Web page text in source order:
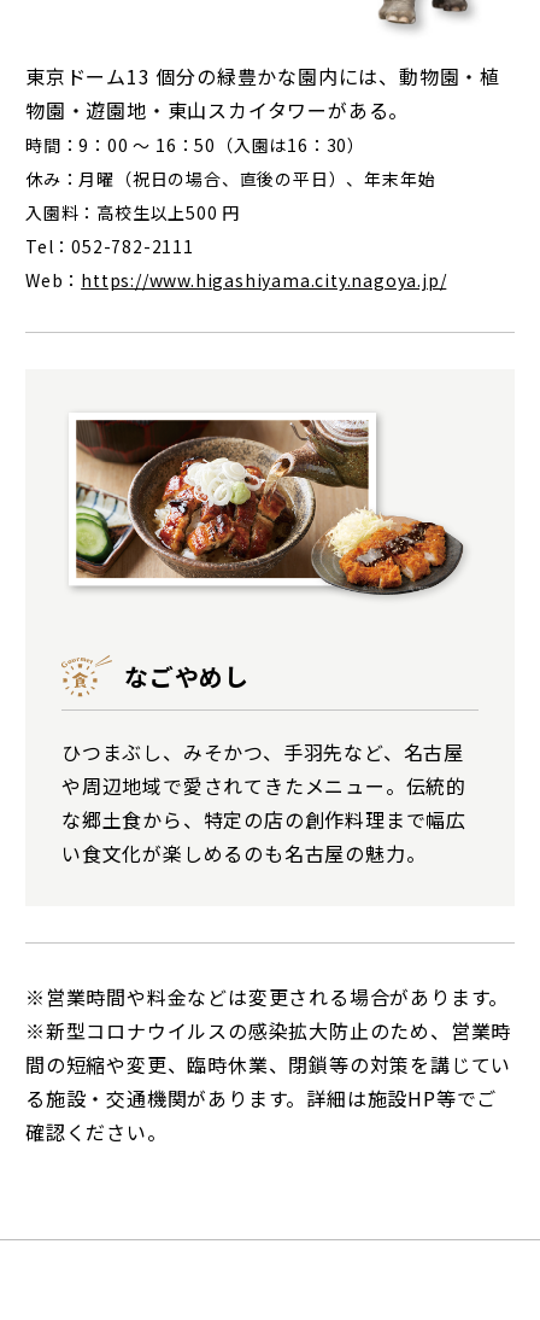
東京ドーム13 個分の緑豊かな園内には、動物園・植
物園・遊園地・東山スカイタワーがある。
時間：9：00 ～ 16：50（入園は16：30）
休み：月曜（祝日の場合、直後の平日）、年末年始
入園料：高校生以上500 円
Tel：052-782-2111
Web： https://www.higashiyama.city.nagoya.jp/
なごやめし
ひつまぶし、みそかつ、手羽先など、名古屋
や周辺地域で愛されてきたメニュー。伝統的
な郷土食から、特定の店の創作料理まで幅広
い食文化が楽しめるのも名古屋の魅力。
※営業時間や料金などは変更される場合があります。
※新型コロナウイルスの感染拡大防止のため、営業時
間の短縮や変更、臨時休業、閉鎖等の対策を講じてい
る施設・交通機関があります。詳細は施設HP等でご
確認ください。